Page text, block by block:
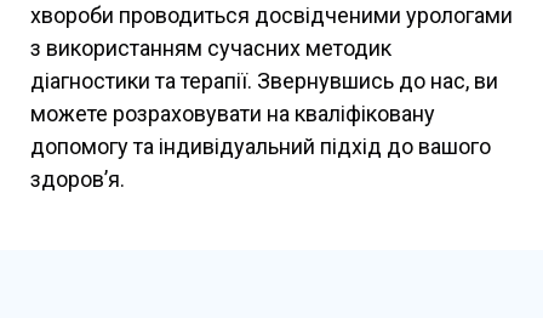
хвороби проводиться досвідченими урологами
з використанням сучасних методик
діагностики та терапії. Звернувшись до нас, ви
можете розраховувати на кваліфіковану
допомогу та індивідуальний підхід до вашого
здоров’я.